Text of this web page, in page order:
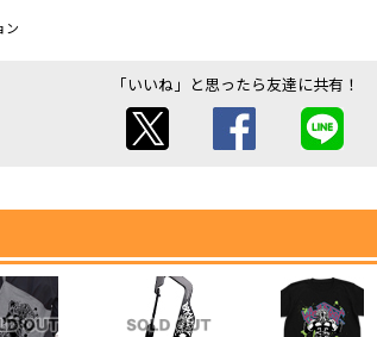
ン
「いいね」と思ったら友達に共有！